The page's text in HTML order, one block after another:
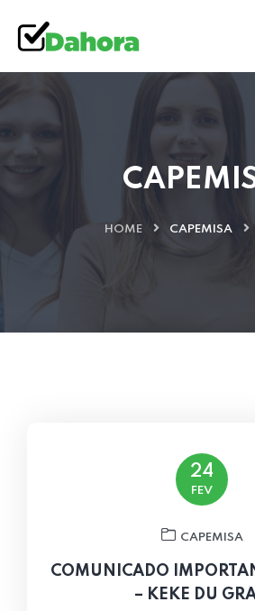
HOME CAPEMISA
24
FEV
CAPEMISA
COMUNICADO
– KEKE DU